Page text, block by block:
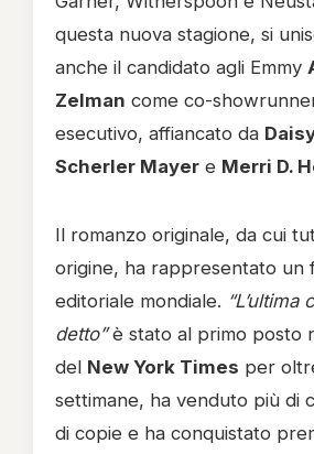
questa nuova stagione, si
anche il candidato agli Emmy
Zelman come co-
esecutivo, affiancato da
Scherler Mayer e Merri D.
Il romanzo originale, da cui
origine, ha rappresentato un
editoriale mondiale.
detto”è stato al primo posto
del New York Times per
settimane, ha venduto più di
di copie e ha conquistato